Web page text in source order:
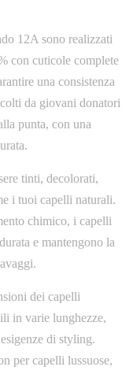
12A sono realizzati
con cuticole complete
una consistenza
da giovani donatori
punta, con una
tinti, decolorati,
i tuoi capelli naturali.
chimico, i capelli
e mantengono la
dei capelli
in varie lunghezze,
di styling.
per capelli lussuose,